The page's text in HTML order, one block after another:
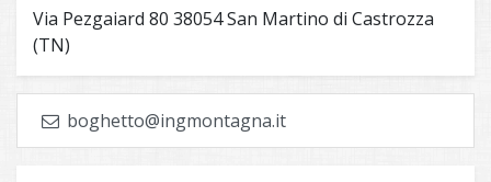
Via Pezgaiard 80 38054 San Martino di Castrozza
(TN)
boghetto@ingmontagna.it